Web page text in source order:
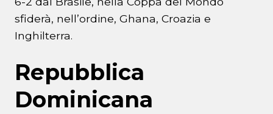
sfiderà, nell’ordine, Ghana, Croazia e
Inghilterra.
Repubblica
Dominicana